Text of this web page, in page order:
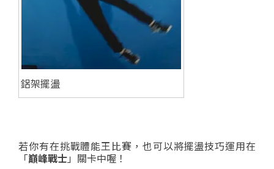
鋁架擺盪
若你有在挑戰體能王比賽，也可以將擺盪技巧運用在
「巔峰戰士」關卡中喔！